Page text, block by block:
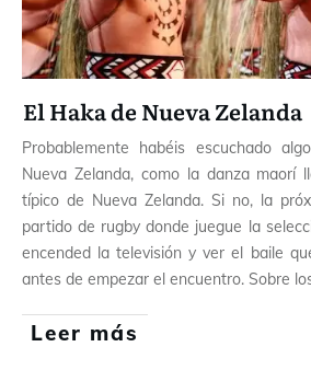
El Haka de Nueva Zelanda
Probablemente habéis escuchado
Nueva Zelanda, como la danza maorí
típico de Nueva Zelanda. Si no, la
partido de rugby donde juegue la
encended la televisión y ver el baile
antes de empezar el encuentro. Sobre
Leer más